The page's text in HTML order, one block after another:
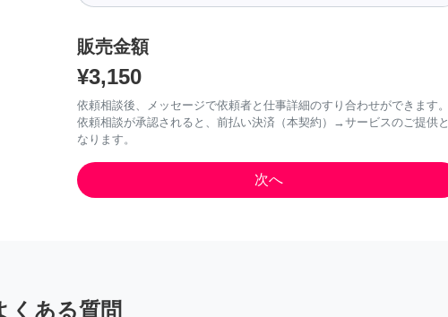
販売金額
¥3,150
依頼相談後、メッセージで依頼者と仕事詳細のすり合わせができます。
依頼相談が承認されると、前払い決済（本契約）→サービスのご提供と
なります。
くある質問